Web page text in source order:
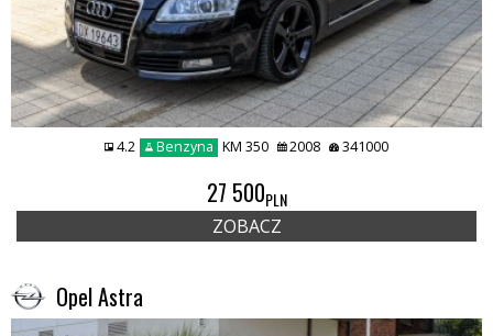
4.2 Benzyna KM 350 2008 341000
27 500PLN
ZOBACZ
Opel Astra